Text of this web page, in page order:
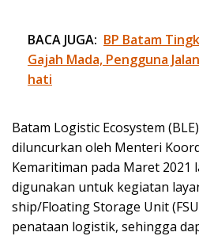
BACA JUGA: BP Batam
Gajah Mada, Pengguna
hati
Batam Logistic Ecosystem
diluncurkan oleh Menteri
Kemaritiman pada Maret 2021
digunakan untuk kegiatan
ship/Floating Storage Unit
penataan logistik, sehingga